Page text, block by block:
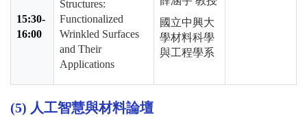
15:30-
16:00
Structures:
Functionalized
Wrinkled Surfaces
and Their
Applications
國立中興大
學材料科學
與工程學系
(5) 人工智慧與材料論壇